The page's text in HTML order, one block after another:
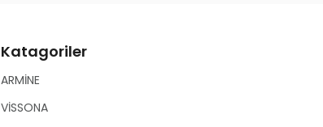
Katagoriler
ARMİNE
VİSSONA